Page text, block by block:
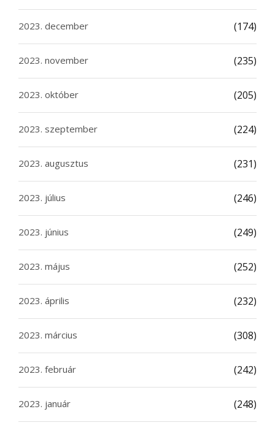
2023. december (174)
2023. november (235)
2023. október (205)
2023. szeptember (224)
2023. augusztus (231)
2023. július (246)
2023. június (249)
2023. május (252)
2023. április (232)
2023. március (308)
2023. február (242)
2023. január (248)